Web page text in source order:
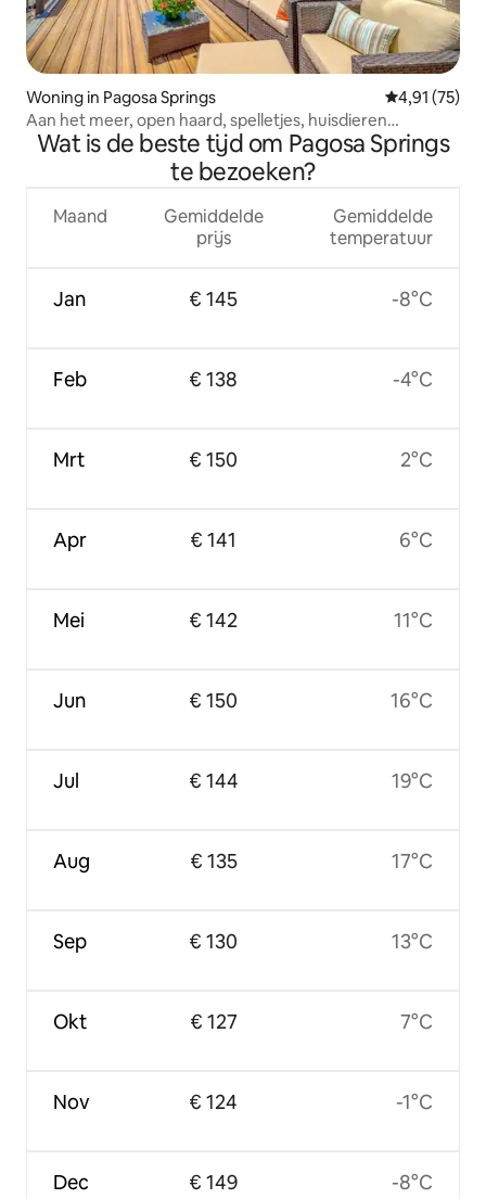
Woning in Pagosa Springs Gemiddelde
4,91 (75)
Aan het meer, open haard, spelletjes, huisdieren
toegestaan.
Wat is de beste tijd om Pagosa Springs
te bezoeken?
Maand
Jan
Feb
Mrt
Apr
Mei
Jun
Jul
Aug
Sep
Okt
Nov
Dec
Gemiddelde
prijs
€ 145
€ 138
€ 150
€ 141
€ 142
€ 150
€ 144
€ 135
€ 130
€ 127
€ 124
€ 149
Gemiddelde
temperatuur
-8°C
-4°C
2°C
6°C
11°C
16°C
19°C
17°C
13°C
7°C
-1°C
-8°C